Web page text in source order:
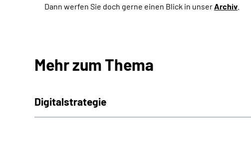
Dann werfen Sie doch gerne einen Blick in unser Archiv
Mehr zum Thema
Digitalstrategie